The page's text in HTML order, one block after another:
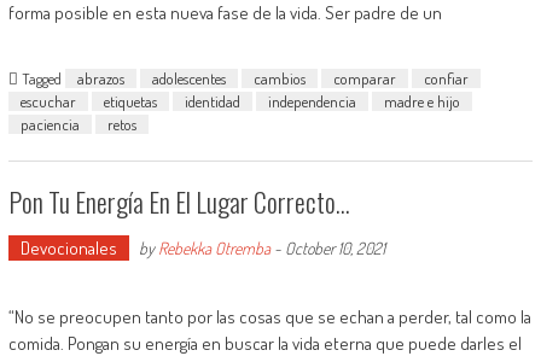
forma posible en esta nueva fase de la vida. Ser padre de un
Tagged abrazos adolescentes cambios comparar
confiar
escuchar
etiquetas identidad independencia
madre e hijo
paciencia
retos
Pon Tu Energía En El Lugar Correcto…
Devocionales byRebekka Otremba- October 10, 2021
“No se preocupen tanto por las cosas que se echan a perder, tal como la
comida. Pongan su energía en buscar la vida eterna que puede darles el